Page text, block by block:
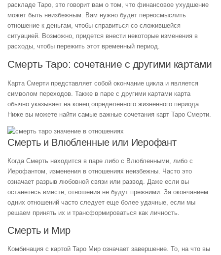
раскладе Таро, это говорит вам о том, что финансовое ухудшение
может быть неизбежным. Вам нужно будет переосмыслить
отношение к деньгам, чтобы справиться со сложившейся
ситуацией. Возможно, придется внести некоторые изменения в
расходы, чтобы пережить этот временный период.
Смерть Таро: сочетание с другими картами
Карта Смерти представляет собой окончание цикла и является
символом переходов. Также в паре с другими картами карта
обычно указывает на конец определенного жизненного периода.
Ниже вы можете найти самые важные сочетания карт Таро Смерти.
Смерть и Влюбленные или Иерофант
Когда Смерть находится в паре либо с Влюбленными, либо с
Иерофантом, изменения в отношениях неизбежны. Часто это
означает разрыв любовной связи или развод. Даже если вы
останетесь вместе, отношения не будут прежними. За окончанием
одних отношений часто следует еще более удачные, если мы
решаем принять их и трансформироваться как личность.
Смерть и Мир
Комбинация с картой Таро Мир означает завершение. То, на что вы